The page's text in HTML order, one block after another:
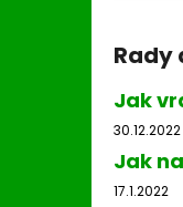
Rady
Jak
30.12.2022
Jak
17.1.2022